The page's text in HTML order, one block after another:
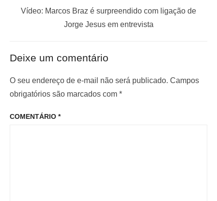
o
e
P
o
i
o
:
m
o
o
Vídeo: Marcos Braz é surpreendido com ligação de
Jorge Jesus em entrevista
Deixe um comentário
O seu endereço de e-mail não será publicado. Campos
obrigatórios são marcados com *
COMENTÁRIO *